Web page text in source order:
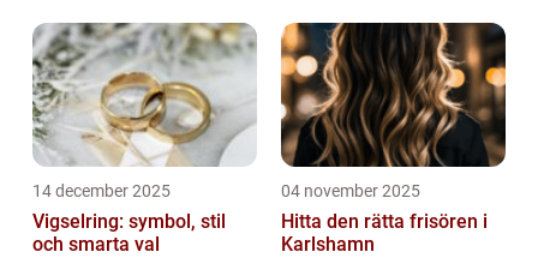
14 december 2025
Vigselring: symbol, stil
och smarta val
04 november 2025
Hitta den rätta frisören i
Karlshamn